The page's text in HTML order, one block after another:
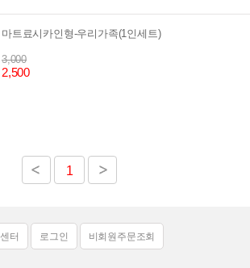
마트료시카인형-우리가족(1인세트)
3,000
2,500
1
터 로그인 비회원주문조회